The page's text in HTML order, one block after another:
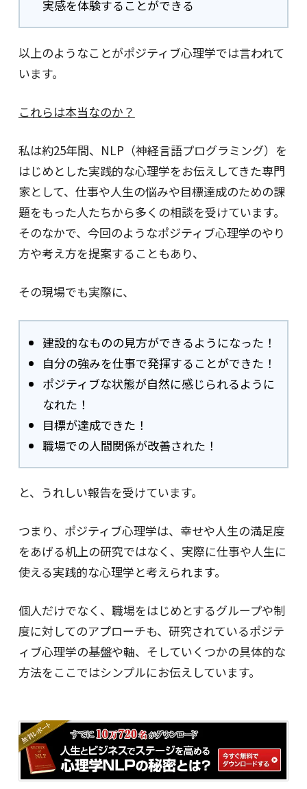
実感を体験することができる
以上のようなことがポジティブ心理学では言われて
います。
これらは本当なのか？
私は約25年間、NLP（神経言語プログラミング）を
はじめとした実践的な心理学をお伝えしてきた専門
家として、仕事や人生の悩みや目標達成のための課
題をもった人たちから多くの相談を受けています。
そのなかで、今回のようなポジティブ心理学のやり
方や考え方を提案することもあり、
その現場でも実際に、
建設的なものの見方ができるようになった！
自分の強みを仕事で発揮することができた！
ポジティブな状態が自然に感じられるように
なれた！
目標が達成できた！
職場での人間関係が改善された！
と、うれしい報告を受けています。
つまり、ポジティブ心理学は、幸せや人生の満足度
をあげる机上の研究ではなく、実際に仕事や人生に
使える実践的な心理学と考えられます。
個人だけでなく、職場をはじめとするグループや制
度に対してのアプローチも、研究されているポジテ
ィブ心理学の基盤や軸、そしていくつかの具体的な
方法をここではシンプルにお伝えしています。